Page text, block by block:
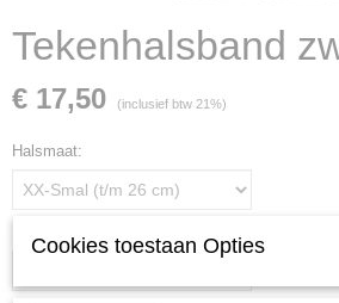
Tekenhalsband
€ 17,50 (inclusief btw 21%)
Halsmaat:
Cookies toestaan Opties